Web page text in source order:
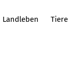
Landleben Tiere